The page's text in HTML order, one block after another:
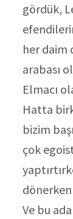
gördük,
her daim
arabası
Elmacı
Hatta
bizim
çok
Ve bu